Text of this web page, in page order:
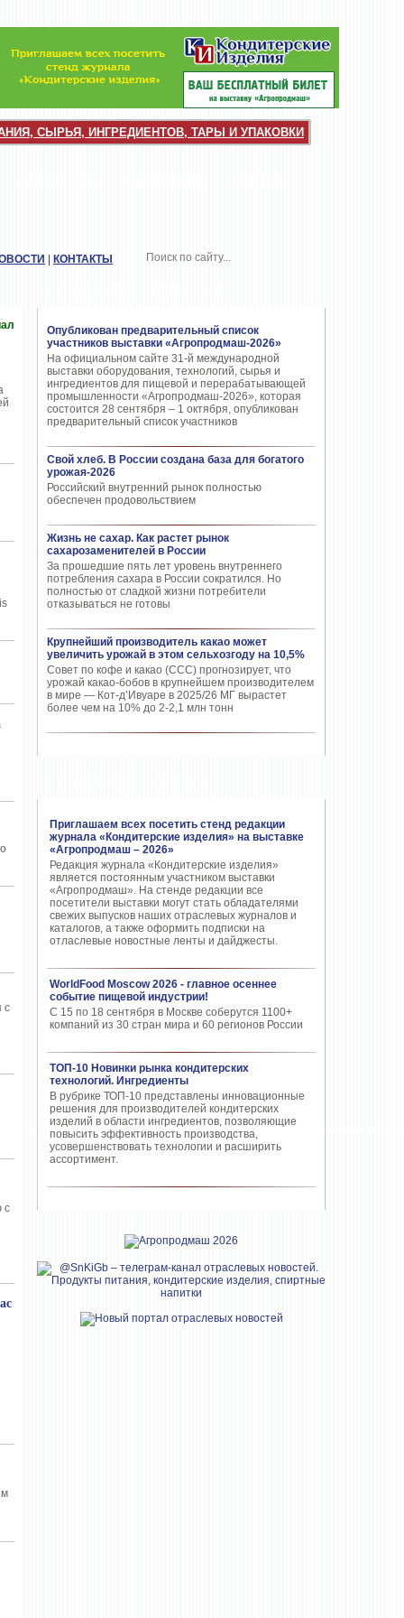
СЫРЬЯ, ИНГРЕДИЕНТОВ, ТАРЫ И УПАКОВКИ
Опубликован предварительный список
участников выставки «Агропродмаш-2026»
На официальном сайте 31-й международной
выставки оборудования, технологий, сырья и
ингредиентов для пищевой и перерабатывающей
промышленности «Агропродмаш-2026», которая
состоится 28 сентября – 1 октября, опубликован
предварительный список участников
Свой хлеб. В России создана база для богатого
урожая-2026
Российский внутренний рынок полностью
обеспечен продовольствием
Жизнь не сахар. Как растет рынок
сахарозаменителей в России
За прошедшие пять лет уровень внутреннего
потребления сахара в России сократился. Но
полностью от сладкой жизни потребители
отказываться не готовы
Крупнейший производитель какао может
увеличить урожай в этом сельхозгоду на 10,5%
Совет по кофе и какао (CCC) прогнозирует, что
урожай какао-бобов в крупнейшем производителем
в мире — Кот-д’Ивуаре в 2025/26 МГ вырастет
более чем на 10% до 2-2,1 млн тонн
Приглашаем всех посетить стенд редакции
журнала «Кондитерские изделия» на выставке
«Агропродмаш – 2026»
Редакция журнала «Кондитерские изделия»
является постоянным участником выставки
«Агропродмаш». На стенде редакции все
посетители выставки могут стать обладателями
свежих выпусков наших отраслевых журналов и
каталогов, а также оформить подписки на
отласлевые новостные ленты и дайджесты.
WorldFood Moscow 2026 - главное осеннее
событие пищевой индустрии!
С 15 по 18 сентября в Москве соберутся 1100+
компаний из 30 стран мира и 60 регионов России
ТОП-10 Новинки рынка кондитерских
технологий. Ингредиенты
В рубрике ТОП-10 представлены инновационные
решения для производителей кондитерских
изделий в области ингредиентов, позволяющие
повысить эффективность производства,
усовершенствовать технологии и расширить
ассортимент.
КОНТАКТЫ
с
с